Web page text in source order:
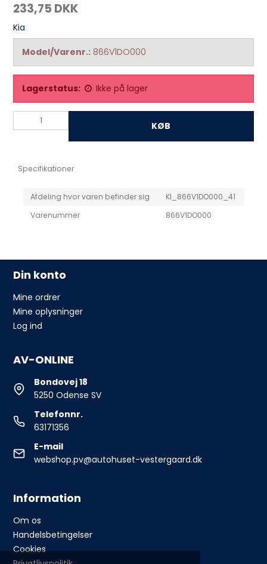
233,75 DKK
Kia
Model/Varenr.: 866V1DO000
Lagerstatus: Ikke på lager
KØB
Specifikationer
Afdeling hvor varen befinder sig
KI_866V1DO000_41
Varenummer
866V1DO000
Din konto
Mine ordrer
Mine oplysninger
Log ind
AV-ONLINE
Bondovej 18
5250 Odense SV
Telefonnr.
63171356
E-mail
webshop.pv@autohuset-vestergaard.dk
Information
Om os
Handelsbetingelser
Cookies